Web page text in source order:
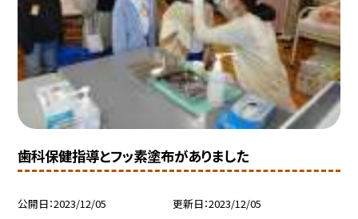
歯科保健指導とフッ素塗布がありました
公開日 2023/12/05 更新日 2023/12/05